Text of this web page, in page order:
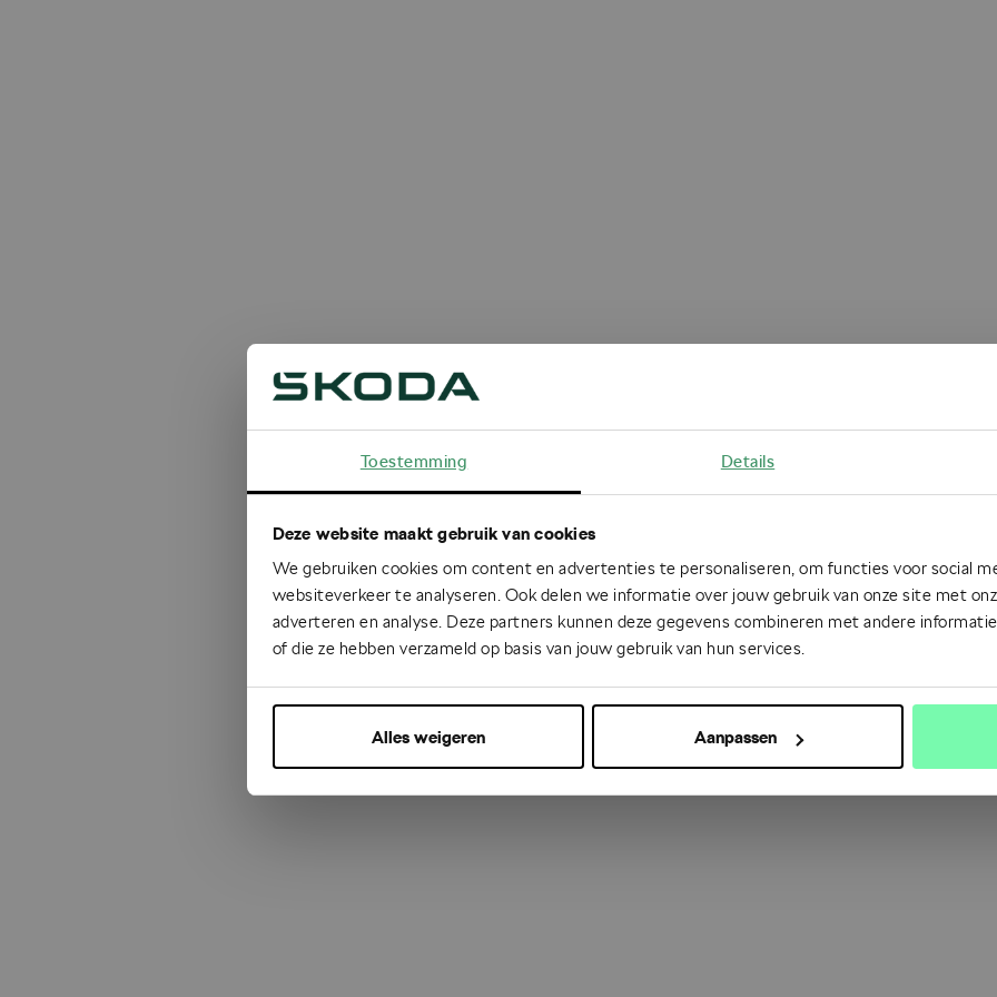
Toestemming Details
Deze website maakt gebruik van cookies
We gebruiken cookies om content en advertenties te personaliseren, om functies voor social
websiteverkeer te analyseren. Ook delen we informatie over jouw gebruik van onze site met
adverteren en analyse. Deze partners kunnen deze gegevens combineren met andere
of die ze hebben verzameld op basis van jouw gebruik van hun services.
Alles weigeren Aanpassen
Oops!
Something went wrong. Please try refreshing the app